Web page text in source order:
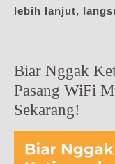
lebih lanjut,
Biar Nggak
Pasang WiFi
Sekarang!